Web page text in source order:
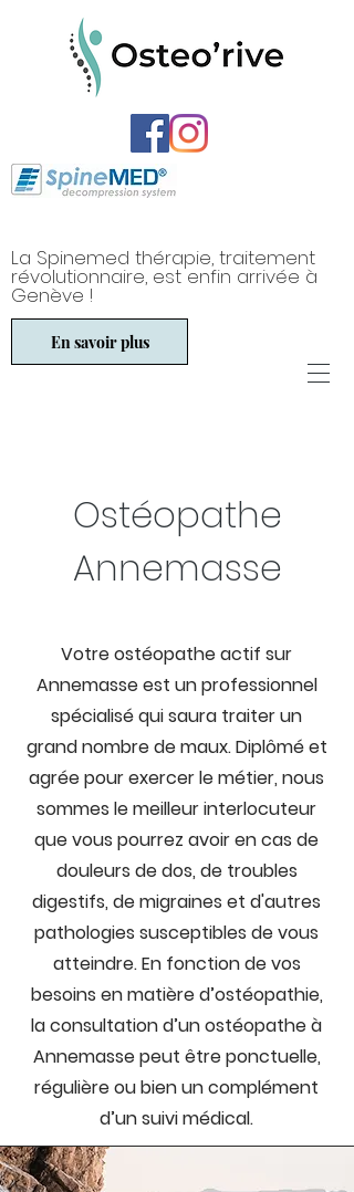
La Spinemed thérapie, traitement
révolutionnaire, est enfin arrivée à
Genève !
En savoir plus
Ostéopathe
Annemasse
Votre ostéopathe actif sur
Annemasse est un professionnel
spécialisé qui saura traiter un
grand nombre de maux. Diplômé et
agrée pour exercer le métier, nous
sommes le meilleur interlocuteur
que vous pourrez avoir en cas de
douleurs de dos, de troubles
digestifs, de migraines et d'autres
pathologies susceptibles de vous
atteindre. En fonction de vos
besoins en matière d’ostéopathie,
la consultation d’un ostéopathe à
Annemasse peut être ponctuelle,
régulière ou bien un complément
d’un suivi médical.